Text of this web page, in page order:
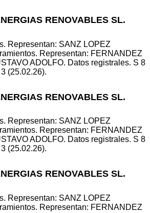
RENOVABLES SL.
Representan: SANZ LOPEZ
Representan: FERNANDEZ
ADOLFO. Datos registrales. S 8
(25.02.26).
RENOVABLES SL.
Representan: SANZ LOPEZ
Representan: FERNANDEZ
ADOLFO. Datos registrales. S 8
(25.02.26).
RENOVABLES SL.
Representan: SANZ LOPEZ
Representan: FERNANDEZ